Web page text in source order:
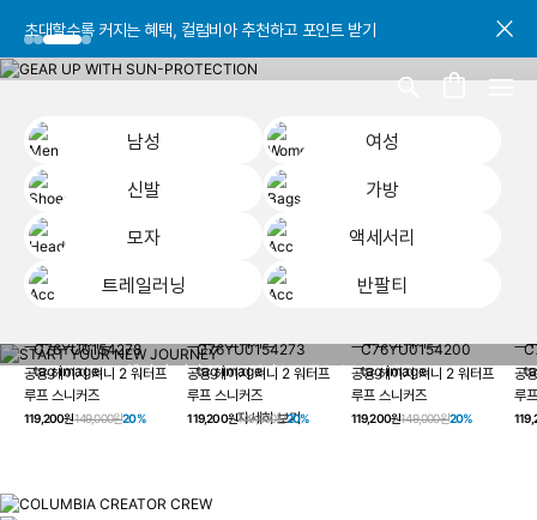
초대할수록 커지는 혜택, 컬럼비아 추천하고 포인트 받기
초대할수록 커지는 혜택, 컬럼비아 추천하고 포인트 받기
초대할수록 커지는 혜택, 컬럼비아 추천하고 포인트 받기
남성
여성
신발
가방
모자
액세서리
트레일러닝
반팔티
START YOUR
헤이지 져니 New 컬러 UP TO 20% OFF
자세히 보기
공용 헤이지 져니 2 워터프
루프 스니커즈
119,200원149,000원20%
공용 헤이지 져니 2 워터프
루프 스니커즈
119,200원149,000원20%
공용 헤이지 져니 2 워터프
루프 스니커즈
119,200원149,000원20%
공
루